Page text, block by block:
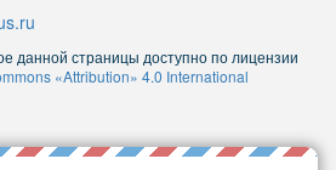
данной страницы доступно по лицензии
«Attribution» 4.0 International